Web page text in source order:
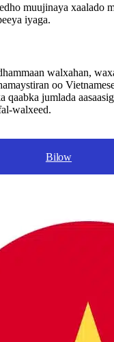
muujinaya xaalado
iyaga.
walxahan,
oo
qaabka jumlada
walxeed.
Bilow